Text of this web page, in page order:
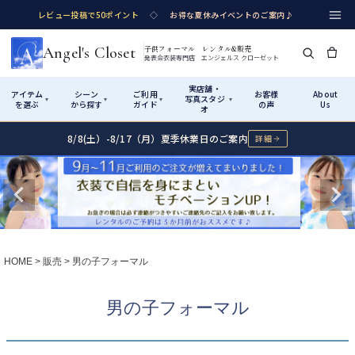
レビュー投稿で50ポイント ◇ お得な夏休みイベントのご案内♪
Angel's Closet 子供フォーマル レンタル&販売
発表会衣装専門店 エンジェルス クローゼット
アイテム
を選ぶ
▾
シーン
から探す ▾
ご利用
ガイド ▾
実店舗・
写真スタジ
オ
▾
お客様
の声
About
Us
Shop by Category アイテムから探す
カテゴリ詳細→ サイズで選ぶ→
Shop by Occasion シーンから探す
性別・サイズで絞り込む→
How It Works ご利用ガイド
Startはじめに
01
レンタル・販売の入口
03 Angel's Closetについて
Visit Us 実店舗・写真スタジオ
8/8(土）-8/17（月）夏季休業日のご案内 詳細
HOME 販売 男の子フォーマル
男の子フォーマル